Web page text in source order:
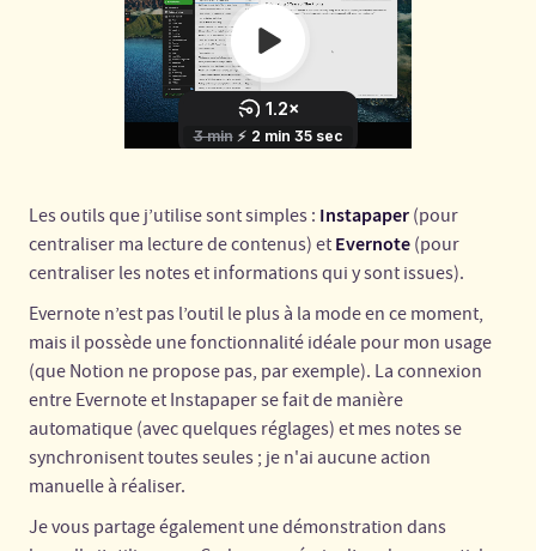
Les outils que j’utilise sont simples : Instapaper (pour
centraliser ma lecture de contenus) et Evernote (pour
centraliser les notes et informations qui y sont issues).
Evernote n’est pas l’outil le plus à la mode en ce moment,
mais il possède une fonctionnalité idéale pour mon usage
(que Notion ne propose pas, par exemple). La connexion
entre Evernote et Instapaper se fait de manière
automatique (avec quelques réglages) et mes notes se
synchronisent toutes seules ; je n'ai aucune action
manuelle à réaliser.
Je vous partage également une démonstration dans